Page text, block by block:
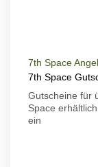
7th Space
7th Space
Gutscheine für
Space
ein